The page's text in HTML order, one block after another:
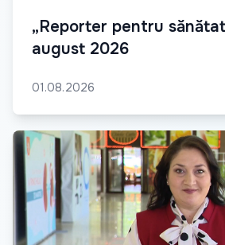
„Reporter pentru
august 2026
01.08.2026